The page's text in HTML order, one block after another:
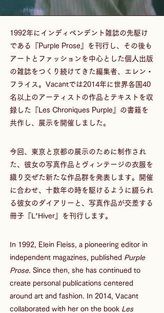
1992年にインディペンデント雑誌の先駆け
である『Purple Prose』を刊行し、その後も
アートとファッションを中心とした個人出版
の雑誌をつくり続けてきた編集者、エレン・
フライス。Vacantでは2014年に世界各国40
名以上のアーティストの作品とテキストを収
録した『Les Chroniques Purple』の書籍を
共作し、展示を開催しました。
今回、東京と京都の展示のために制作され
た、彼女の写真作品とヴィンテージの衣服を
織り交ぜた新たな作品群を発表します。開催
に合わせ、十数年の時を駆けるように綴られ
る彼女のダイアリーと、写真作品が交差する
冊子『L’Hiver』を刊行します。
In 1992, Elein Fleiss, a pioneering editor in
independent magazines, published Purple
Prose. Since then, she has continued to
create personal publications centered
around art and fashion. In 2014, Vacant
collaborated with her on the book Les